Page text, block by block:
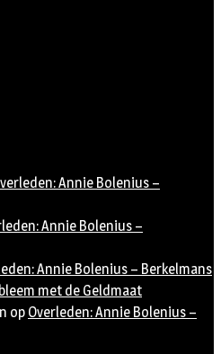
Annie Bolenius –
Annie Bolenius –
Annie Bolenius – Berkelmans
met de Geldmaat
op Overleden: Annie Bolenius –